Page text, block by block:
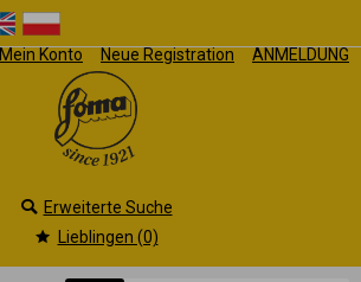
Mein Konto Neue Registration ANMELDUNG
Erweiterte Suche
Lieblingen (0)